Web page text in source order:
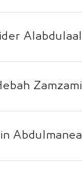
Alabdulaal
Zamzami
Abdulmanea